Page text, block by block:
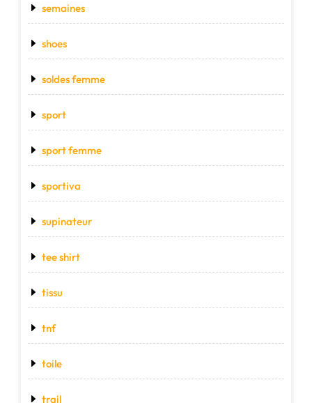
semaines
shoes
soldes femme
sport
sport femme
sportiva
supinateur
tee shirt
tissu
tnf
toile
trail